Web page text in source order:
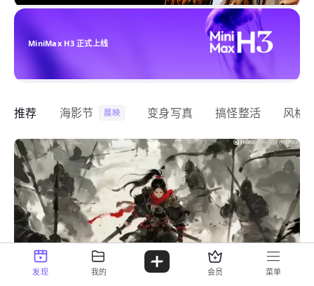
MiniMax H3 正式上线
推荐 海影节 展映 变身写真 搞怪整活 风格
发现 我的 会员 菜单